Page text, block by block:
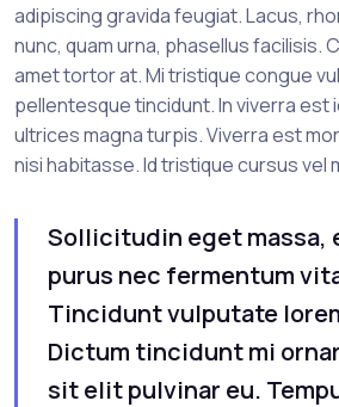
adipiscing gravida feugiat. Lacus,
nunc, quam urna, phasellus facilisis.
amet tortor at. Mi tristique congue
pellentesque tincidunt. In viverra est
ultrices magna turpis. Viverra est
nisi habitasse. Id tristique cursus vel
Sollicitudin eget massa,
purus nec fermentum
Tincidunt vulputate
Dictum tincidunt mi
sit elit pulvinar eu.